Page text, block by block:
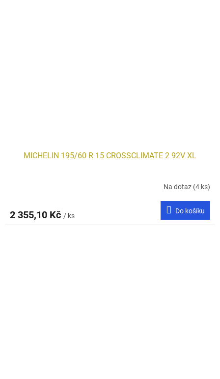
MICHELIN 195/60 R 15 CROSSCLIMATE 2 92V XL
Na dotaz (4 ks)
2 355,10 Kč / ks
Do košíku